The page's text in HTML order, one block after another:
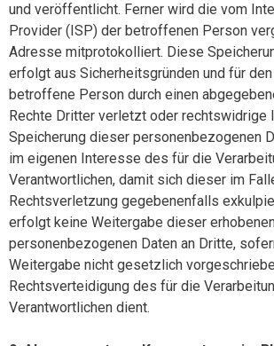
und veröffentlicht. Ferner wird die vom
Provider (ISP) der betroffenen Person
Adresse mitprotokolliert. Diese
erfolgt aus Sicherheitsgründen und für
betroffene Person durch einen
Rechte Dritter verletzt oder rechtswidrige
Speicherung dieser personenbezogenen
im eigenen Interesse des für die
Verantwortlichen, damit sich dieser im
Rechtsverletzung gegebenenfalls
erfolgt keine Weitergabe dieser
personenbezogenen Daten an Dritte,
Weitergabe nicht gesetzlich
Rechtsverteidigung des für die
Verantwortlichen dient.